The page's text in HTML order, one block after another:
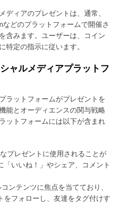
ディアのプレゼントは、通常、
どのプラットフォームで開催さ
含みます。ユーザーは、コイン
特定の指示に従います。
ャルメディアプラットフ
ラットフォームがプレゼントを
能とオーディエンスの関与戦略
ットフォームには以下が含まれ
プレゼントに使用されることが
「いいね！」やシェア、コメント
ンテンツに焦点を当てており、
をフォローし、友達をタグ付けす